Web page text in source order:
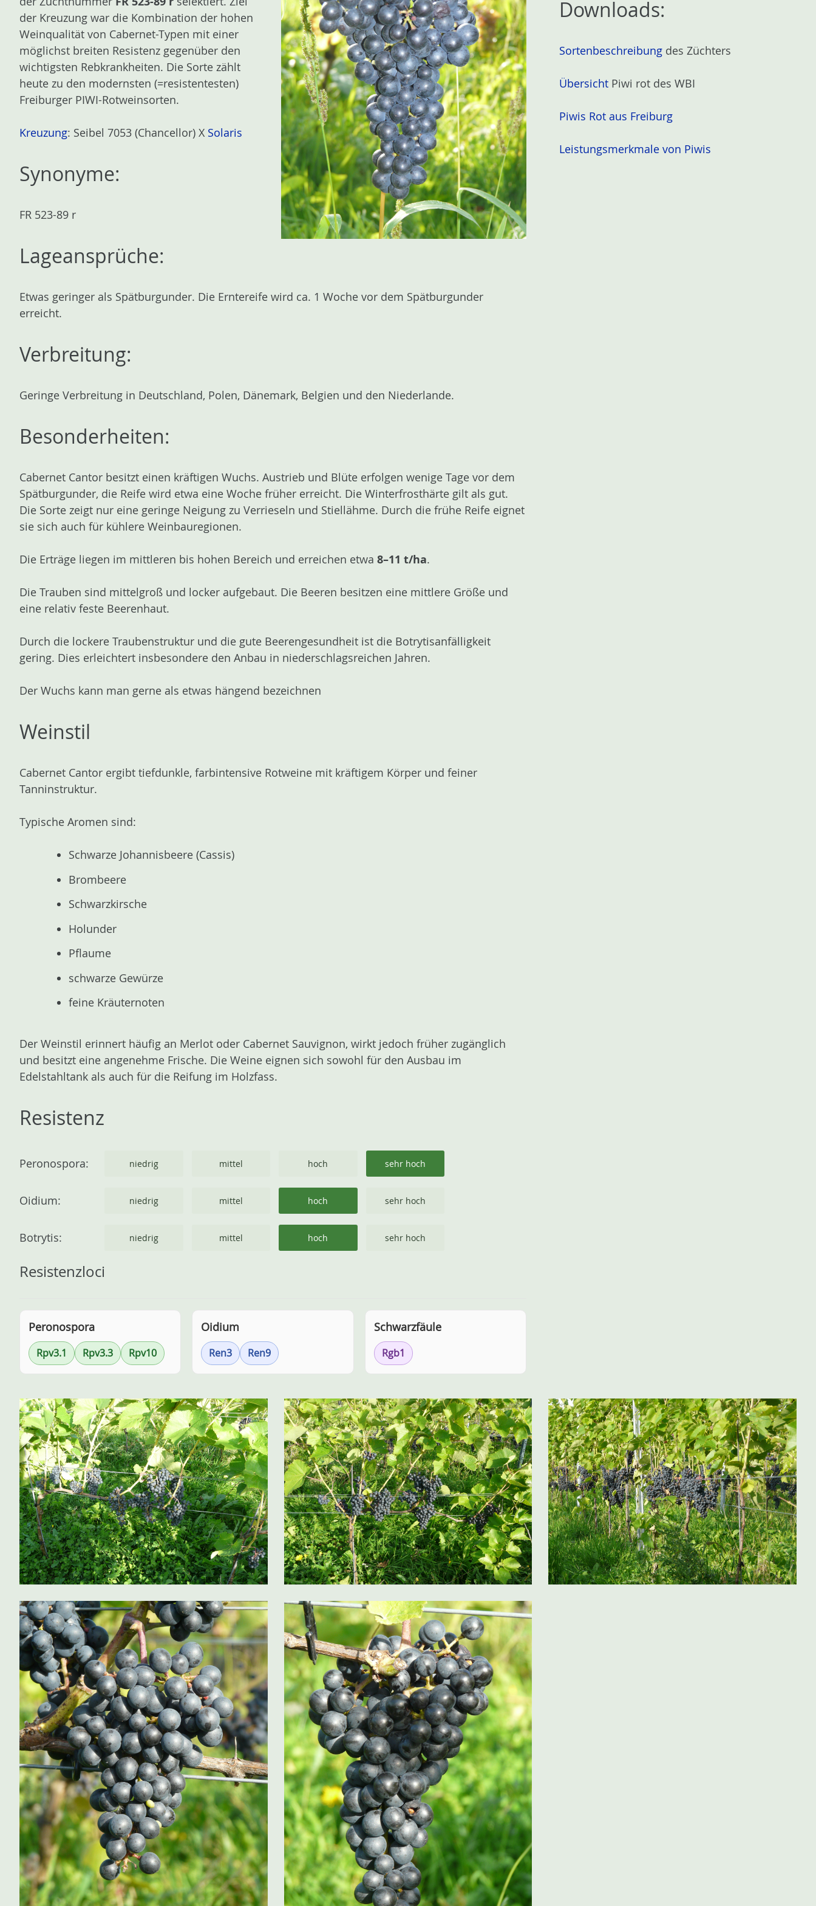
der Kreuzung war die Kombination der hohen
Weinqualität von Cabernet-Typen mit einer
möglichst breiten Resistenz gegenüber den
wichtigsten Rebkrankheiten. Die Sorte zählt
heute zu den modernsten (=resistentesten)
Freiburger PIWI-Rotweinsorten.
Kreuzung: Seibel 7053 (Chancellor) X Solaris
Synonyme:
FR 523-89 r
Lageansprüche:
Etwas geringer als Spätburgunder. Die Erntereife wird ca. 1 Woche vor dem Spätburgunder
erreicht.
Verbreitung:
Geringe Verbreitung in Deutschland, Polen, Dänemark, Belgien und den Niederlande.
Besonderheiten:
Cabernet Cantor besitzt einen kräftigen Wuchs. Austrieb und Blüte erfolgen wenige Tage vor dem
Spätburgunder, die Reife wird etwa eine Woche früher erreicht. Die Winterfrosthärte gilt als gut.
Die Sorte zeigt nur eine geringe Neigung zu Verrieseln und Stiellähme. Durch die frühe Reife eignet
sie sich auch für kühlere Weinbauregionen.
Die Erträge liegen im mittleren bis hohen Bereich und erreichen etwa 8–11 t/ha.
Die Trauben sind mittelgroß und locker aufgebaut. Die Beeren besitzen eine mittlere Größe und
eine relativ feste Beerenhaut.
Durch die lockere Traubenstruktur und die gute Beerengesundheit ist die Botrytisanfälligkeit
gering. Dies erleichtert insbesondere den Anbau in niederschlagsreichen Jahren.
Der Wuchs kann man gerne als etwas hängend bezeichnen
Weinstil
Cabernet Cantor ergibt tiefdunkle, farbintensive Rotweine mit kräftigem Körper und feiner
Tanninstruktur.
Typische Aromen sind:
Schwarze Johannisbeere (Cassis)
Brombeere
Schwarzkirsche
Holunder
Pflaume
schwarze Gewürze
feine Kräuternoten
Der Weinstil erinnert häufig an Merlot oder Cabernet Sauvignon, wirkt jedoch früher zugänglich
und besitzt eine angenehme Frische. Die Weine eignen sich sowohl für den Ausbau im
Edelstahltank als auch für die Reifung im Holzfass.
Resistenz
Peronospora: niedrig mittel hoch sehr hoch
Oidium: niedrig mittel hoch sehr hoch
Botrytis: niedrig mittel hoch sehr hoch
Resistenzloci
Peronospora
Rpv3.1 Rpv3.3 Rpv10
Oidium
Ren3 Ren9
Schwarzfäule
Rgb1
Downloads:
Sortenbeschreibung des Züchters
Übersicht Piwi rot des WBI
Piwis Rot aus Freiburg
Leistungsmerkmale von Piwis